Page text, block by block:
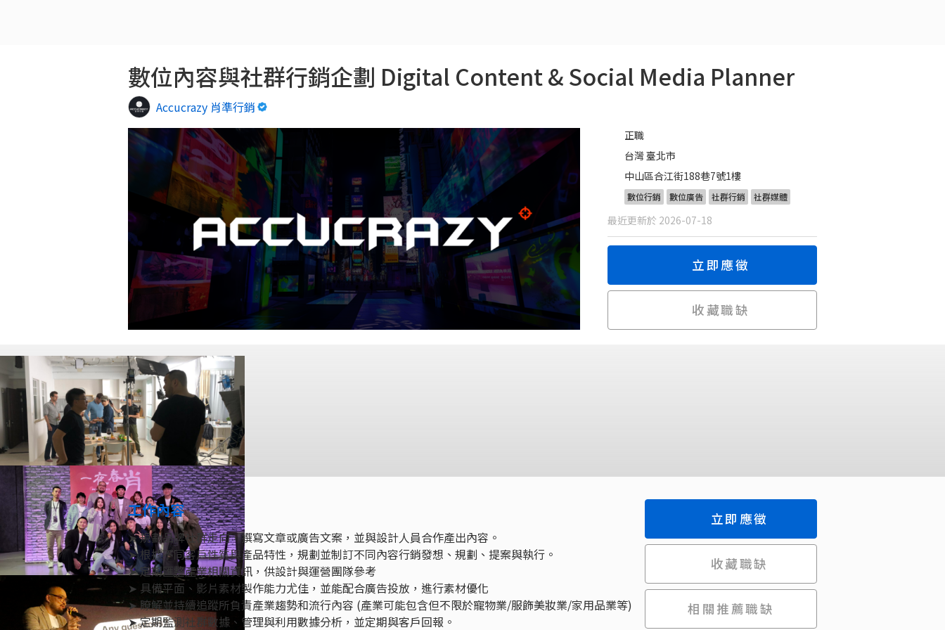
數位內容與社群行銷企劃 Digital Content & Social Media Planner
Accucrazy 肖準行銷
正職
台灣 臺北市
中山區合江街188巷7號1樓
數位行銷 數位廣告 社群行銷 社群媒體
最近更新於 2026-07-18
立即應徵
收藏職缺
工作內容
➤ 規劃品牌社群走向，撰寫文章或廣告文案，並與設計人員合作產出內容。
➤ 根據不同客戶性質與產品特性，規劃並制訂不同內容行銷發想、規劃、提案與執行。
➤ 定期匯整產業相關資訊，供設計與運營團隊參考
➤ 具備平面、影片素材製作能力尤佳，並能配合廣告投放，進行素材優化
➤ 瞭解並持續追蹤所負責產業趨勢和流行內容 (產業可能包含但不限於寵物業/服飾美妝業/家用品業等)
➤ 定期監測社群數據、管理與利用數據分析，並定期與客戶回報。
立即應徵
收藏職缺
相關推薦職缺